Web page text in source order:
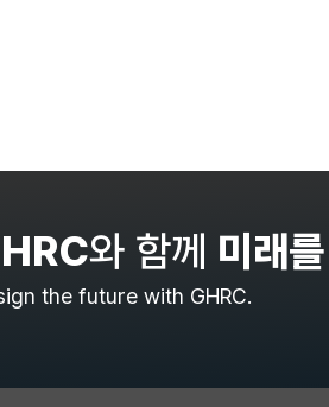
와 함께 미래
the future with GHRC.